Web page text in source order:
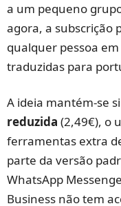
a um pequeno
agora, a subscrição
qualquer pessoa
traduzidas para
A ideia mantém-se
reduzida (2,49€), o
ferramentas extra
parte da versão
WhatsApp
Business não tem